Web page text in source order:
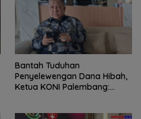
Bantah Tuduhan
Penyelewengan Dana Hibah,
Ketua KONI Palembang: